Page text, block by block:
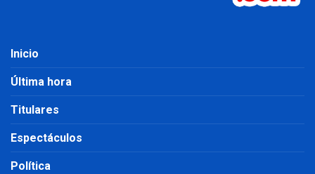
Inicio
Última hora
Titulares
Espectáculos
Política